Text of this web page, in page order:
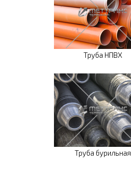
Труба НПВХ
Труба бурильная